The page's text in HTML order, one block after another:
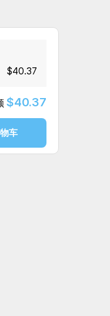
$40.37
$40.37
车